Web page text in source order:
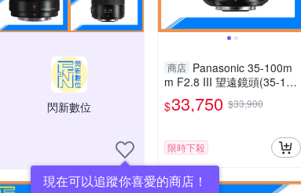
閃新數位
現在可以追蹤你喜愛的商店！
商店 Panasonic 35-100m
m F2.8 III 望遠鏡頭(35-10
0,公司貨)H-ES35100GC
$33,750 $33,900
限時下殺